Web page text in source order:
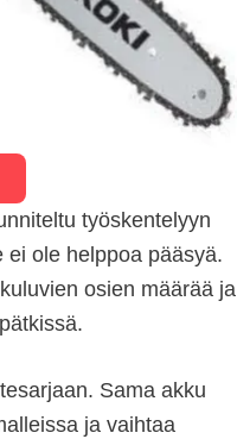
työskentelyyn
ole helppoa pääsyä.
osien määrää ja
Sama akku
ja vaihtaa